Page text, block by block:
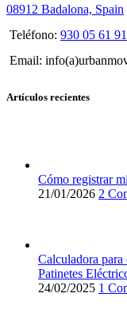
08912 Badalona, Spain
Teléfono: 930 05 61 91
Email:
Artículos recientes
Cómo registrar
21/01/2026 2
Calculadora
Patinetes
24/02/2025 1